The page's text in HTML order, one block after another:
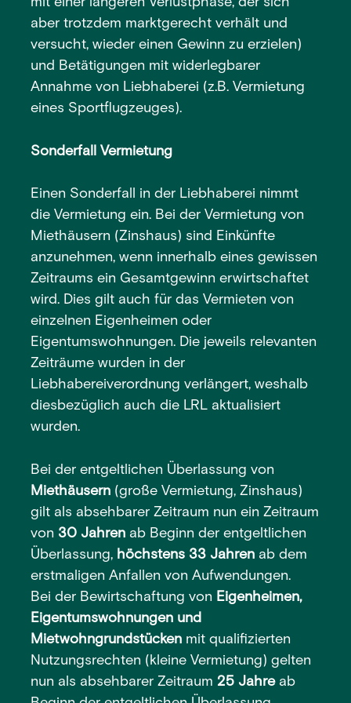
mit einer längeren Verlustphase, der sich
aber trotzdem marktgerecht verhält und
versucht, wieder einen Gewinn zu erzielen)
und Betätigungen mit widerlegbarer
Annahme von Liebhaberei (z.B. Vermietung
eines Sportflugzeuges).
Sonderfall Vermietung
Einen Sonderfall in der Liebhaberei nimmt
die Vermietung ein. Bei der Vermietung von
Miethäusern (Zinshaus) sind Einkünfte
anzunehmen, wenn innerhalb eines gewissen
Zeitraums ein Gesamtgewinn erwirtschaftet
wird. Dies gilt auch für das Vermieten von
einzelnen Eigenheimen oder
Eigentumswohnungen. Die jeweils relevanten
Zeiträume wurden in der
Liebhabereiverordnung verlängert, weshalb
diesbezüglich auch die LRL aktualisiert
wurden.
Bei der entgeltlichen Überlassung von
Miethäusern (große Vermietung, Zinshaus)
gilt als absehbarer Zeitraum nun ein Zeitraum
von 30 Jahren ab Beginn der entgeltlichen
Überlassung, höchstens 33 Jahren ab dem
erstmaligen Anfallen von Aufwendungen.
Bei der Bewirtschaftung von Eigenheimen,
Eigentumswohnungen und
Mietwohngrundstücken mit qualifizierten
Nutzungsrechten (kleine Vermietung) gelten
nun als absehbarer Zeitraum 25 Jahreab